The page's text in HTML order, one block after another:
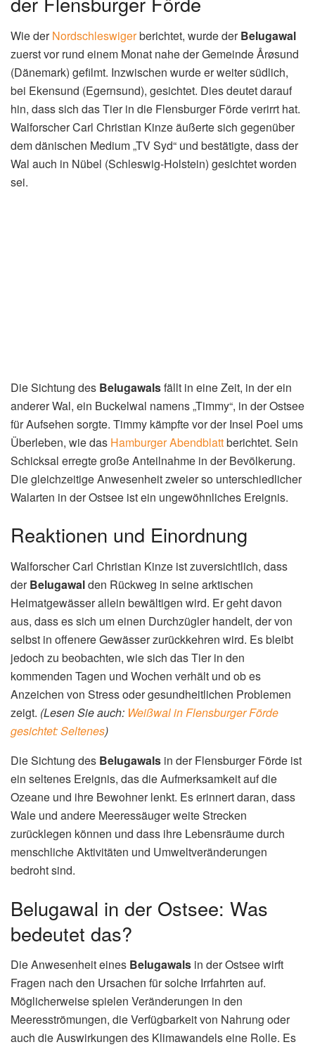
Wie derNordschleswigerberichtet, wurde derBelugawal
zuerst vor rund einem Monat nahe der Gemeinde Årøsund
(Dänemark) gefilmt. Inzwischen wurde er weiter südlich,
bei Ekensund (Egernsund), gesichtet. Dies deutet darauf
hin, dass sich das Tier in die Flensburger Förde verirrt hat.
Walforscher Carl Christian Kinze äußerte sich gegenüber
dem dänischen Medium „TV Syd“ und bestätigte, dass der
Wal auch in Nübel (Schleswig-Holstein) gesichtet worden
sei.
Die Sichtung des Belugawalsfällt in eine Zeit, in der ein
anderer Wal, ein Buckelwal namens „Timmy“, in der Ostsee
für Aufsehen sorgte. Timmy kämpfte vor der Insel Poel ums
Überleben, wie das Hamburger Abendblattberichtet. Sein
Schicksal erregte große Anteilnahme in der Bevölkerung.
Die gleichzeitige Anwesenheit zweier so unterschiedlicher
Walarten in der Ostsee ist ein ungewöhnliches Ereignis.
Reaktionen und Einordnung
Walforscher Carl Christian Kinze ist zuversichtlich, dass
derBelugawalden Rückweg in seine arktischen
Heimatgewässer allein bewältigen wird. Er geht davon
aus, dass es sich um einen Durchzügler handelt, der von
selbst in offenere Gewässer zurückkehren wird. Es bleibt
jedoch zu beobachten, wie sich das Tier in den
kommenden Tagen und Wochen verhält und ob es
Anzeichen von Stress oder gesundheitlichen Problemen
zeigt. (Lesen Sie auch: Weißwal in Flensburger Förde
gesichtet: Seltenes)
Die Sichtung des Belugawals in der Flensburger Förde ist
ein seltenes Ereignis, das die Aufmerksamkeit auf die
Ozeane und ihre Bewohner lenkt. Es erinnert daran, dass
Wale und andere Meeressäuger weite Strecken
zurücklegen können und dass ihre Lebensräume durch
menschliche Aktivitäten und Umweltveränderungen
bedroht sind.
Belugawal in der Ostsee: Was
bedeutet das?
Die Anwesenheit eines Belugawals in der Ostsee wirft
Fragen nach den Ursachen für solche Irrfahrten auf.
Möglicherweise spielen Veränderungen in den
Meeresströmungen, die Verfügbarkeit von Nahrung oder
auch die Auswirkungen des Klimawandels eine Rolle. Es